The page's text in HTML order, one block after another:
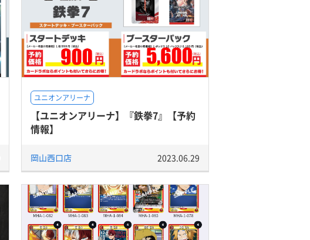
ユニオンアリーナ
【ユニオンアリーナ】『鉄拳7』【予約
情報】
岡山西口店 2023.06.29